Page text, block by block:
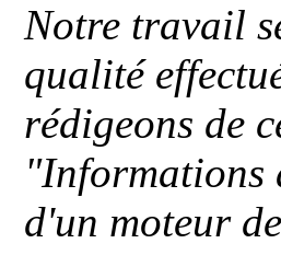
Notre travail
qualité
rédigeons de
"Informations
d'un moteur